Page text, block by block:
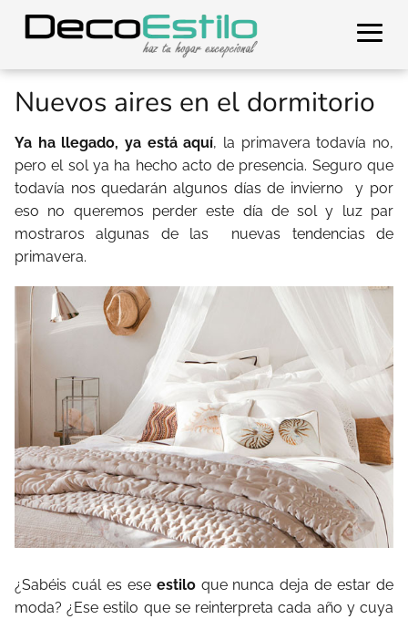
Nuevos aires en el dormitorio
Ya ha llegado, ya está aquí, la primavera todavía no,
pero el sol ya ha hecho acto de presencia. Seguro que
todavía nos quedarán algunos días de invierno
y por
eso no queremos perder este día de sol y luz par
mostraros algunas de las
nuevas tendencias de
primavera.
¿Sabéis cuál es ese estiloque nunca deja de estar de
moda? ¿Ese estilo que se reinterpreta cada año y cuya